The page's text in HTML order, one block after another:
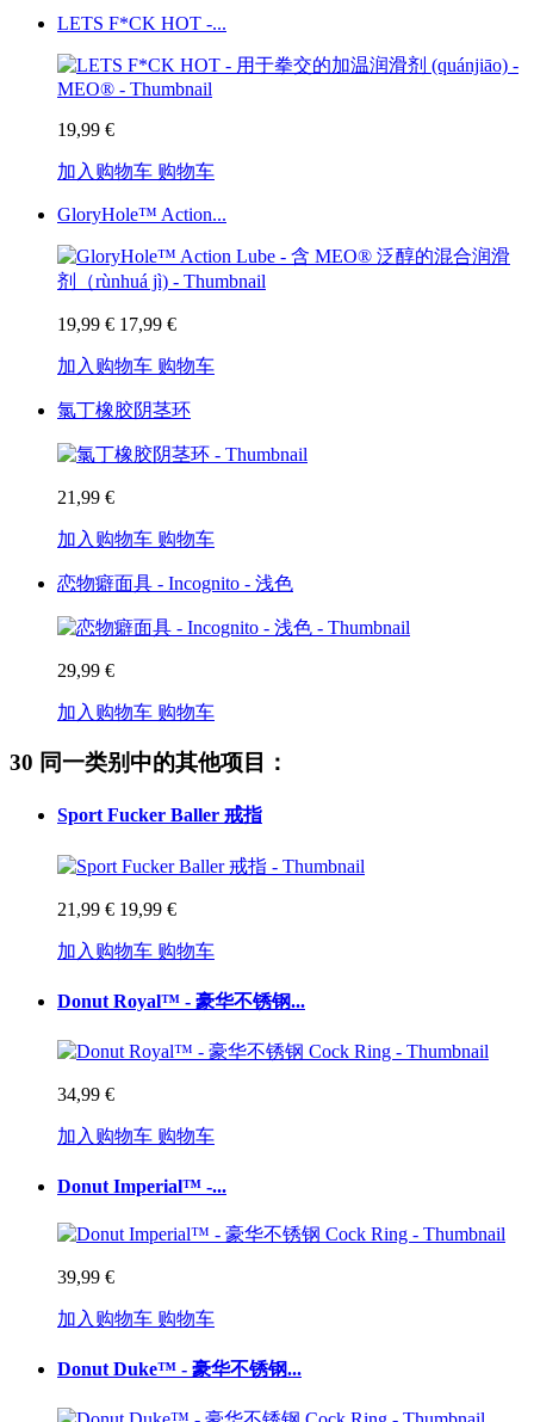
LETS F*CK HOT -...
19,99 €
加入购物车 购物车
GloryHole™ Action...
19,99 € 17,99 €
加入购物车 购物车
氯丁橡胶阴茎环
21,99 €
加入购物车 购物车
恋物癖面具 - Incognito - 浅色
29,99 €
加入购物车 购物车
30 同一类别中的其他项目：
Sport Fucker Baller 戒指
21,99 € 19,99 €
加入购物车 购物车
Donut Royal™ - 豪华不锈钢...
34,99 €
加入购物车 购物车
Donut Imperial™ -...
39,99 €
加入购物车 购物车
Donut Duke™ - 豪华不锈钢...